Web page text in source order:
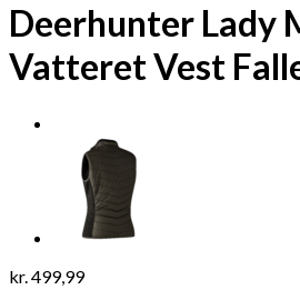
Deerhunter Lady
Vatteret Vest
kr.499,99